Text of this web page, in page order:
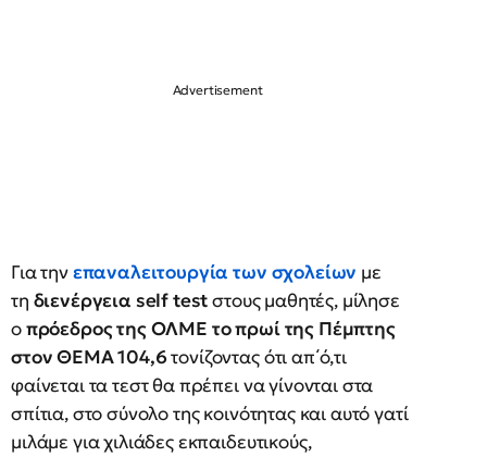
Για τηνεπαναλειτουργία των σχολείων με
τη διενέργεια self testστους μαθητές, μίλησε
οπρόεδρος της ΟΛΜΕ το πρωί της Πέμπτης
στον ΘΕΜΑ 104,6τονίζοντας ότι απ΄ό,τι
φαίνεται τα τεστ θα πρέπει να γίνονται στα
σπίτια, στο σύνολο της κοινότητας και αυτό γατί
μιλάμε για χιλιάδες εκπαιδευτικούς,